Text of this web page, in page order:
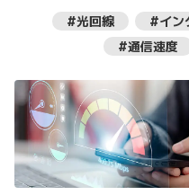
#光回線 #イン
#通信速度